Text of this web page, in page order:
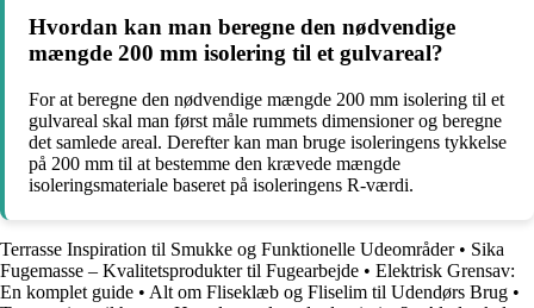
Hvordan kan man beregne den nødvendige
mængde 200 mm isolering til et gulvareal?
For at beregne den nødvendige mængde 200 mm isolering til et
gulvareal skal man først måle rummets dimensioner og beregne
det samlede areal. Derefter kan man bruge isoleringens tykkelse
på 200 mm til at bestemme den krævede mængde
isoleringsmateriale baseret på isoleringens R-værdi.
Terrasse Inspiration til Smukke og Funktionelle Udeområder• Sika
Fugemasse – Kvalitetsprodukter til Fugearbejde • Elektrisk Grensav:
En komplet guide • Alt om Fliseklæb og Fliselim til Udendørs Brug •